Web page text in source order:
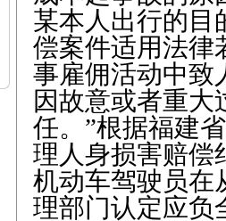
某本人出行的目
偿案件适用法律
事雇佣活动中致
因故意或者重
任。”根据福建
理人身损害赔偿
机动车驾驶员在
理部门认定应负